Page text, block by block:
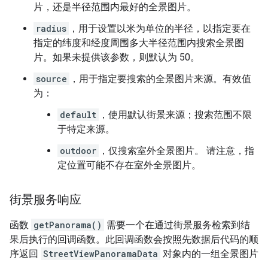
片，还是半径范围内最好的全景图片。
radius ，用于设置以米为单位的半径，以指定要在
指定的纬度和经度周围多大半径范围内搜索全景图
片。如果未提供该参数，则默认为 50。
source
，用于指定要搜索的全景图片来源。有效值
为：
default ，使用默认街景来源；搜索范围不限
于特定来源。
outdoor ，仅搜索室外全景图片。 请注意，指
定位置可能不存在室外全景图片。
街景服务响应
函数 getPanorama() 需要一个在通过街景服务检索到结
果后执行的回调函数。 此回调函数会按照先数据后代码的顺
序返回 StreetViewPanoramaData 对象内的一组全景图片